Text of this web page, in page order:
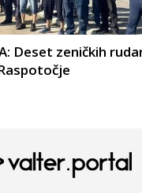
Deset zeničkih